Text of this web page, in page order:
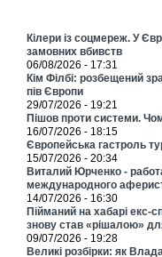
Кілери із соцмереж. У
замовних вбивств
06/08/2026 - 17:31
Кім Філбі: розбещений
пів Європи
29/07/2026 - 19:21
Пішов проти системи.
16/07/2026 - 18:15
Європейська гастроль
15/07/2026 - 20:34
Виталий Юрченко -
международного
14/07/2026 - 16:30
Пійманий на хабарі екс-
знову став «рішалою»
09/07/2026 - 19:28
Великі розбірки: як